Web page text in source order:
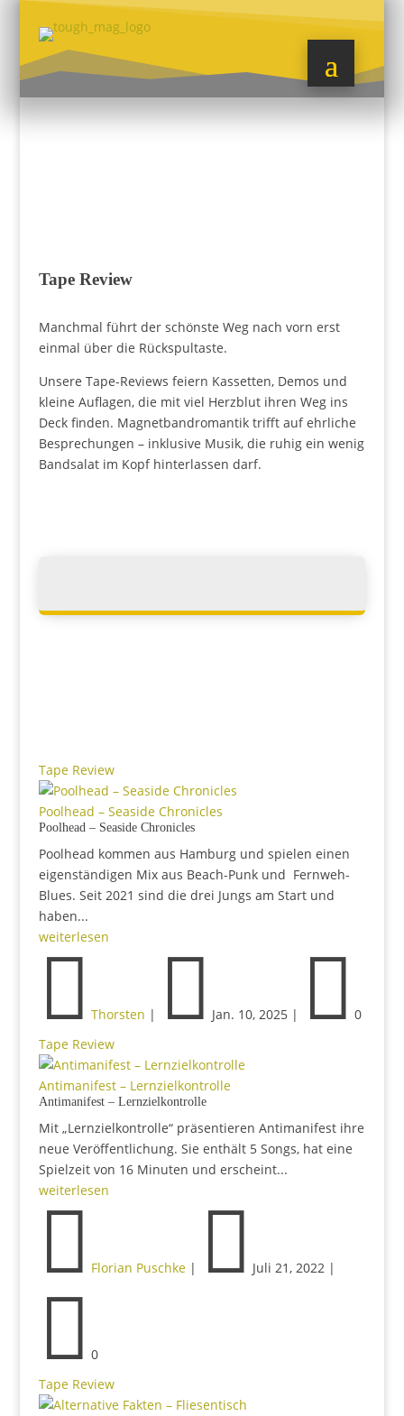
Tape Review
Manchmal führt der schönste Weg nach vorn erst
einmal über die Rückspultaste.
Unsere Tape-Reviews feiern Kassetten, Demos und
kleine Auflagen, die mit viel Herzblut ihren Weg ins
Deck finden. Magnetbandromantik trifft auf ehrliche
Besprechungen – inklusive Musik, die ruhig ein wenig
Bandsalat im Kopf hinterlassen darf.
Tape Review
Poolhead – Seaside Chronicles
Poolhead – Seaside Chronicles
Poolhead kommen aus Hamburg und spielen einen
eigenständigen Mix aus Beach-Punk und Fernweh-
Blues. Seit 2021 sind die drei Jungs am Start und
haben...
weiterlesen
 Thorsten |  Jan. 10, 2025|  0
Tape Review
Antimanifest – Lernzielkontrolle
Antimanifest – Lernzielkontrolle
Mit „Lernzielkontrolle“ präsentieren Antimanifest ihre
neue Veröffentlichung. Sie enthält 5 Songs, hat eine
Spielzeit von 16 Minuten und erscheint...
weiterlesen
 Florian Puschke|  Juli 21, 2022|
 0
Tape Review